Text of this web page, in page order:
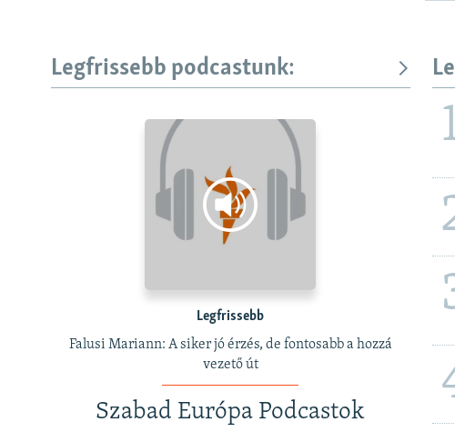
Legfrissebb podcastunk:
Legfrissebb
Falusi Mariann: A siker jó érzés, de fontosabb a hozzá
vezető út
Szabad Európa Podcastok